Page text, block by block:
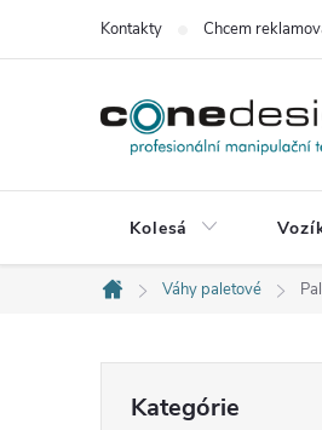
Kontakty Chcem
Kolesá
Domov
Váhy paletové
kategórie
Kategórie